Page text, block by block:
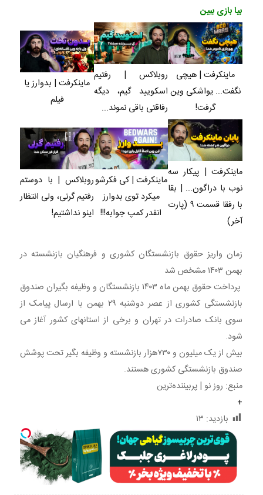
بیا بازی ببین
ماینکرفت | هیچی
نگفت... یواشکی وین
گرفت!
روبلاکس | رفتیم
اسکویید گیم، دیگه
رفاقتی باقی نموند...
ماینکرفت | بدوارز یا
فیلم
ماینکرفت | پیکار سه
نوب با دراگون... | بقا
با رفقا قسمت ۹ (پارت
آخر)
ماینکرفت | کی فکرشو
میکرد توی بدوارز
انقدر کمپ جوابه!!!
روبلاکس | با دوستم
رفتیم گرنی، ولی انتظار
اینو نداشتیم!
زمان واریز حقوق بازنشستگان کشوری و فرهنگیان بازنشسته در
بهمن ۱۴۰۳ مشخص شد
پرداخت حقوق بهمن ماه ۱۴۰۳ بازنشستگان و وظیفه بگیران صندوق
بازنشستگی کشوری از عصر دوشنبه ۲۹ بهمن با ارسال پیامک از
سوی بانک صادرات در تهران و برخی از استانهای کشور آغاز می
شود.
بیش از یک میلیون و ۷۳۰هزار بازنشسته و وظیفه بگیر تحت پوشش
صندوق بازنشستگی کشوری هستند.
منبع: روز نو | پربیننده‌ترین
+
بازدید: ۱۳